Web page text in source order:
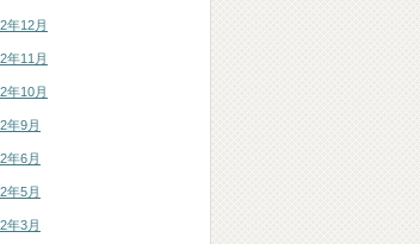
年12月
年11月
年10月
年9月
年6月
年5月
年3月